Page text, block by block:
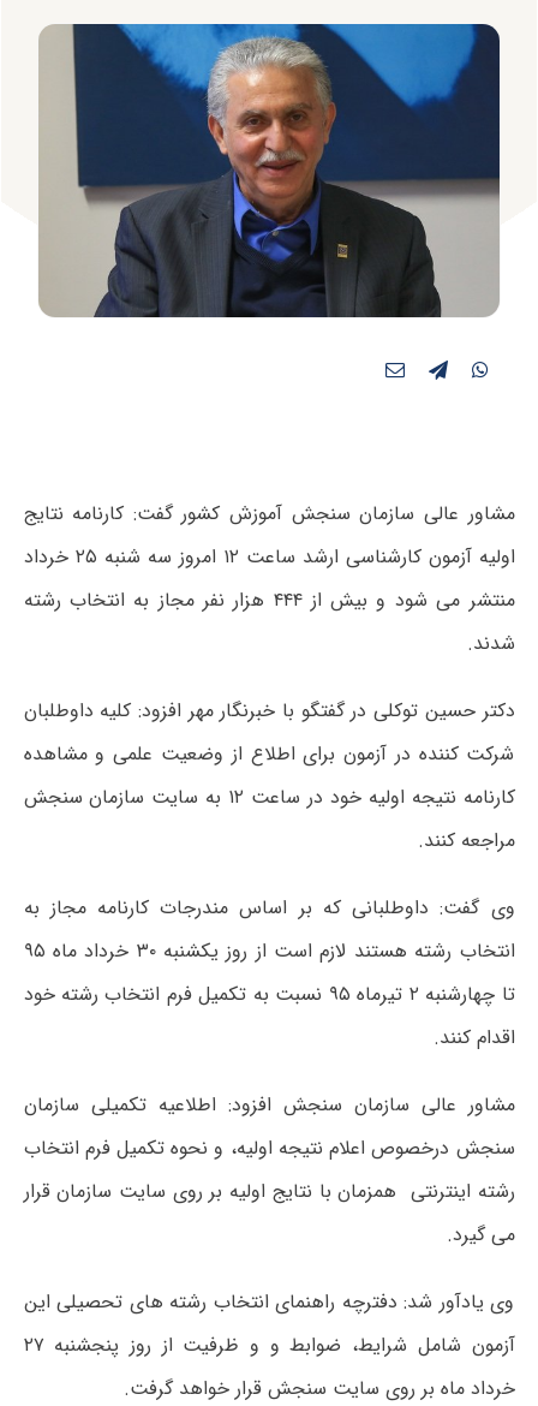
مشاور عالی سازمان سنجش آموزش کشور گفت: کارنامه نتایج
اولیه آزمون کارشناسی ارشد ساعت ۱۲ امروز سه شنبه ۲۵ خرداد
منتشر می شود و بیش از ۴۴۴ هزار نفر مجاز به انتخاب رشته
شدند.
دکتر حسین توکلی در گفتگو با خبرنگار مهر افزود: کلیه داوطلبان
شرکت کننده در آزمون برای اطلاع از وضعیت علمی و مشاهده
کارنامه نتیجه اولیه خود در ساعت ۱۲ به سایت سازمان سنجش
مراجعه کنند.
وی گفت: داوطلبانی که بر اساس مندرجات کارنامه مجاز به
انتخاب رشته هستند لازم است از روز یکشنبه ۳۰ خرداد ماه ۹۵
تا چهارشنبه ۲ تیرماه ۹۵ نسبت به تکمیل فرم انتخاب رشته خود
اقدام کنند.
مشاور عالی سازمان سنجش افزود: اطلاعیه تکمیلی سازمان
سنجش درخصوص اعلام نتیجه اولیه، و نحوه تکمیل فرم انتخاب
رشته اینترنتی همزمان با نتایج اولیه بر روی سایت سازمان قرار
می گیرد.
وی یادآور شد: دفترچه راهنمای انتخاب رشته های تحصیلی این
آزمون شامل شرایط، ضوابط و و ظرفیت از روز پنجشنبه ۲۷
خرداد ماه بر روی سایت سنجش قرار خواهد گرفت.